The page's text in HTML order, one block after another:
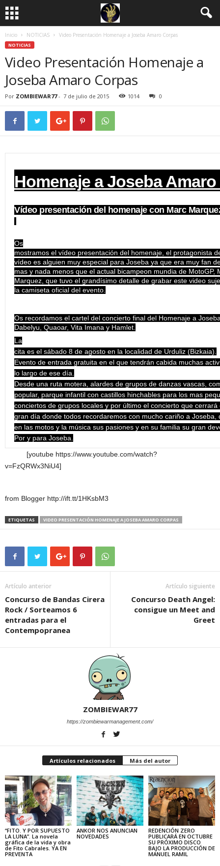
Inicio NOTICIAS Video Presentación Homenaje a Joseba Amaro Corpas
NOTICIAS
Video Presentación Homenaje a
Joseba Amaro Corpas
Por ZOMBIEWAR77- 7 de julio de 2015 1014 0
Homenaje a Joseba
Vídeo presentación del homenaje con Marc
Os
mostramos el vídeo presentación del homenaje, el protagonista
vídeo es alguien muy especial para Joseba ya que era muy fan
mas y nada menos que el actual bicampeon mundia de MotoGP,
Marquez, que tuvo el grandísimo detalle de grabar este video
la camiseta oficial del evento.
Os recordamos el cartel del concierto final del Homenaje a
Dabelyu, Quaoar, Vita Imana y Hamlet.
La
cita es el sábado 8 de agosto en la localidad de Urduliz (Bizkaia).
Evento de entrada gratuita en el que tendrán cabida muchas
lo largo de ese día.
Desde una ruta motera, alardes de grupos de danzas vascas,
popular, parque infantil con castillos hinchables para los mas
conciertos de grupos locales y por último el concierto que cerrará
gran día donde todos recordaremos con mucho cariño a Joseba,
en las motos y la música sus pasiones y en su familia su gran
Por y para Joseba.
[youtube https://www.youtube.com/watch?
v=FzQRWx3NiU4]
from Blogger http://ift.tt/1HKsbM3
ETIQUETAS VIDEO PRESENTACIÓN HOMENAJE A JOSEBA AMARO CORPAS
Artículo anterior
Concurso de Bandas Cirera
Rock / Sorteamos 6
entradas para el
Contempopranea
Artículo siguiente
Concurso Death Angel:
consigue un Meet and
Greet
ZOMBIEWAR77
https://zombiewarmanagement.com/
Artículos relacionados Más del autor
“FITO. Y POR SUPUESTO
LA LUNA”. La novela
gráfica de la vida y obra
de Fito Cabrales. YA EN
PREVENTA
ANKOR NOS ANUNCIAN
NOVEDADES
REDENCIÓN ZERO
PUBLICARÁ EN OCTUBRE
SU PRÓXIMO DISCO
BAJO LA PRODUCCIÓN DE
MANUEL RAMIL